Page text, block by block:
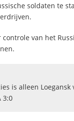
soldaten te
van het
is alleen Loegansk
3:0